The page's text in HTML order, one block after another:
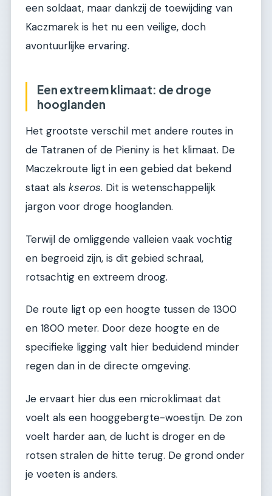
een soldaat, maar dankzij de toewijding van
Kaczmarek is het nu een veilige, doch
avontuurlijke ervaring.
Een extreem klimaat: de droge
hooglanden
Het grootste verschil met andere routes in
de Tatranen of de Pieniny is het klimaat. De
Maczekroute ligt in een gebied dat bekend
staat als kseros. Dit is wetenschappelijk
jargon voor droge hooglanden.
Terwijl de omliggende valleien vaak vochtig
en begroeid zijn, is dit gebied schraal,
rotsachtig en extreem droog.
De route ligt op een hoogte tussen de 1300
en 1800 meter. Door deze hoogte en de
specifieke ligging valt hier beduidend minder
regen dan in de directe omgeving.
Je ervaart hier dus een microklimaat dat
voelt als een hooggebergte-woestijn. De zon
voelt harder aan, de lucht is droger en de
rotsen stralen de hitte terug. De grond onder
je voeten is anders.